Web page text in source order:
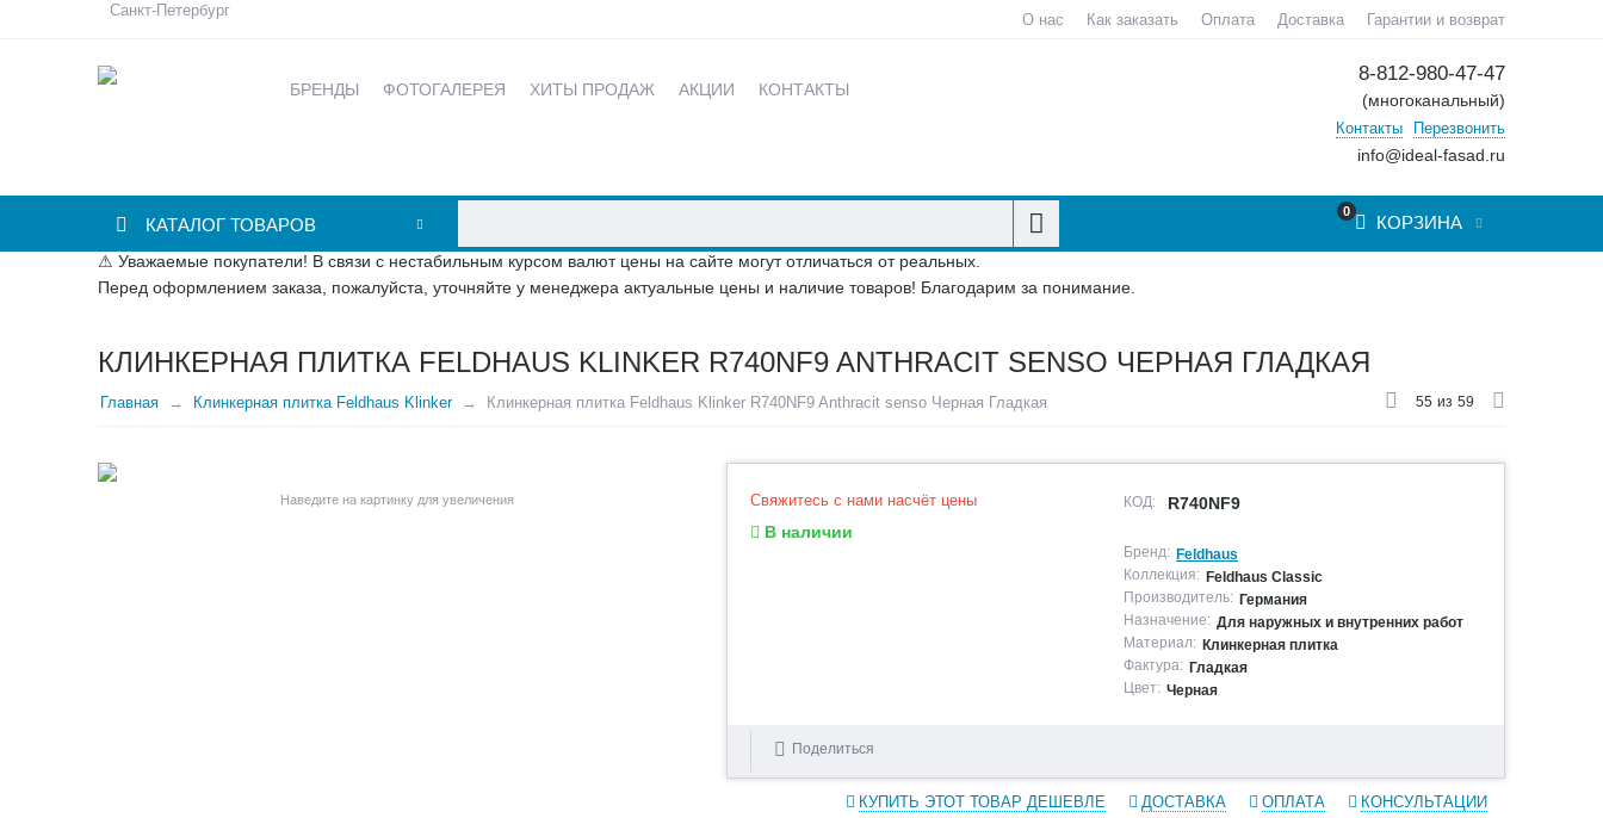
Санкт-Петербург
О нас Как заказать Оплата Доставка Гарантии и возврат
БРЕНДЫ ФОТОГАЛЕРЕЯ ХИТЫ ПРОДАЖ АКЦИИ КОНТАКТЫ
8-812-980-47-47
(многоканальный)
Контакты Перезвонить
info@ideal-fasad.ru
КАТАЛОГ ТОВАРОВ
0
КОРЗИНА
⚠ Уважаемые покупатели! В связи с нестабильным курсом валют цены на сайте могут отличаться от реальных.
Перед оформлением заказа, пожалуйста, уточняйте у менеджера актуальные цены и наличие товаров! Благодарим за понимание.
КЛИНКЕРНАЯ ПЛИТКА FELDHAUS KLINKER R740NF9 ANTHRACIT SENSO ЧЕРНАЯ ГЛАДКАЯ
Главная Клинкерная плитка Feldhaus Klinker Клинкерная плитка Feldhaus Klinker R740NF9 Anthracit senso Черная Гладкая 55 из 59
Наведите на картинку для увеличения Свяжитесь с нами насчёт цены
В наличии
КОД: R740NF9
Бренд: Feldhaus
Коллекция: Feldhaus Classic
Производитель: Германия
Назначение: Для наружных и внутренних работ
Материал: Клинкерная плитка
Фактура: Гладкая
Цвет: Черная
Поделиться
КУПИТЬ ЭТОТ ТОВАР ДЕШЕВЛЕ ДОСТАВКА ОПЛАТА КОНСУЛЬТАЦИИ